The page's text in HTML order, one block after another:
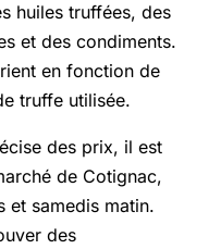
huiles truffées, des
et des condiments.
en fonction de
truffe utilisée.
des prix, il est
de Cotignac,
et samedis matin.
des